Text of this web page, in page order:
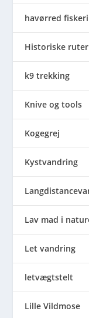
havørred fiskeri
Historiske ruter
k9 trekking
Knive og tools
Kogegrej
Kystvandring
Lav mad i
Let vandring
letvægtstelt
Lille Vildmose